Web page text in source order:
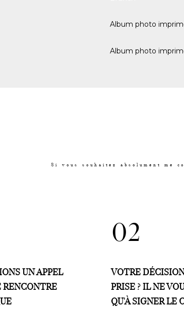
Album photo
Album photo
Si vous souhaitez absolument me
02
UN APPEL
RENCONTRE
VOTRE
PRISE ? IL NE
QU'À SIGNER LE